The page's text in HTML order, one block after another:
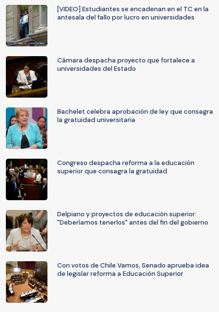
[VIDEO] Estudiantes se encadenan en el TC en la
antesala del fallo por lucro en universidades
Cámara despacha proyecto que fortalece a
universidades del Estado
Bachelet celebra aprobación de ley que consagra
la gratuidad universitaria
Congreso despacha reforma a la educación
superior que consagra la gratuidad
Delpiano y proyectos de educación superior:
"Deberíamos tenerlos" antes del fin del gobierno
Con votos de Chile Vamos, Senado aprueba idea
de legislar reforma a Educación Superior